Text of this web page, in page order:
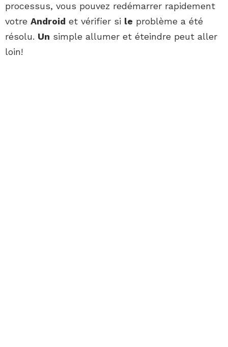
processus, vous pouvez redémarrer rapidement
votre Android et vérifier si le problème a été
résolu. Un simple allumer et éteindre peut aller
loin!